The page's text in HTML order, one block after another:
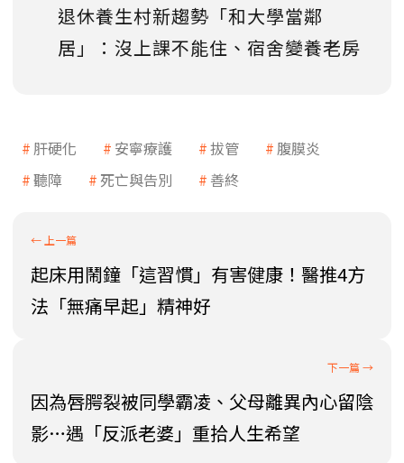
退休養生村新趨勢「和大學當鄰
居」：沒上課不能住、宿舍變養老房
肝硬化 安寧療護 拔管
腹膜炎
聽障
死亡與告別 善終
起床用鬧鐘「這習慣」有害健康！醫推4方
法「無痛早起」精神好
因為唇腭裂被同學霸凌、父母離異內心留陰
影…遇「反派老婆」重拾人生希望